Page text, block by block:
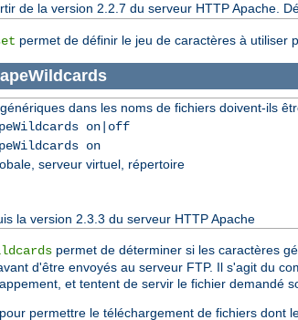
de la version 2.2.7 du serveur HTTP Apache.
permet de définir le jeu de caractères à utiliser
dans les noms de fichiers doivent-ils
on|off
on
serveur virtuel, répertoire
la version 2.3.3 du serveur HTTP Apache
permet de déterminer si les caractères
d'être envoyés au serveur FTP. Il s'agit du
et tentent de servir le fichier demandé
permettre le téléchargement de fichiers